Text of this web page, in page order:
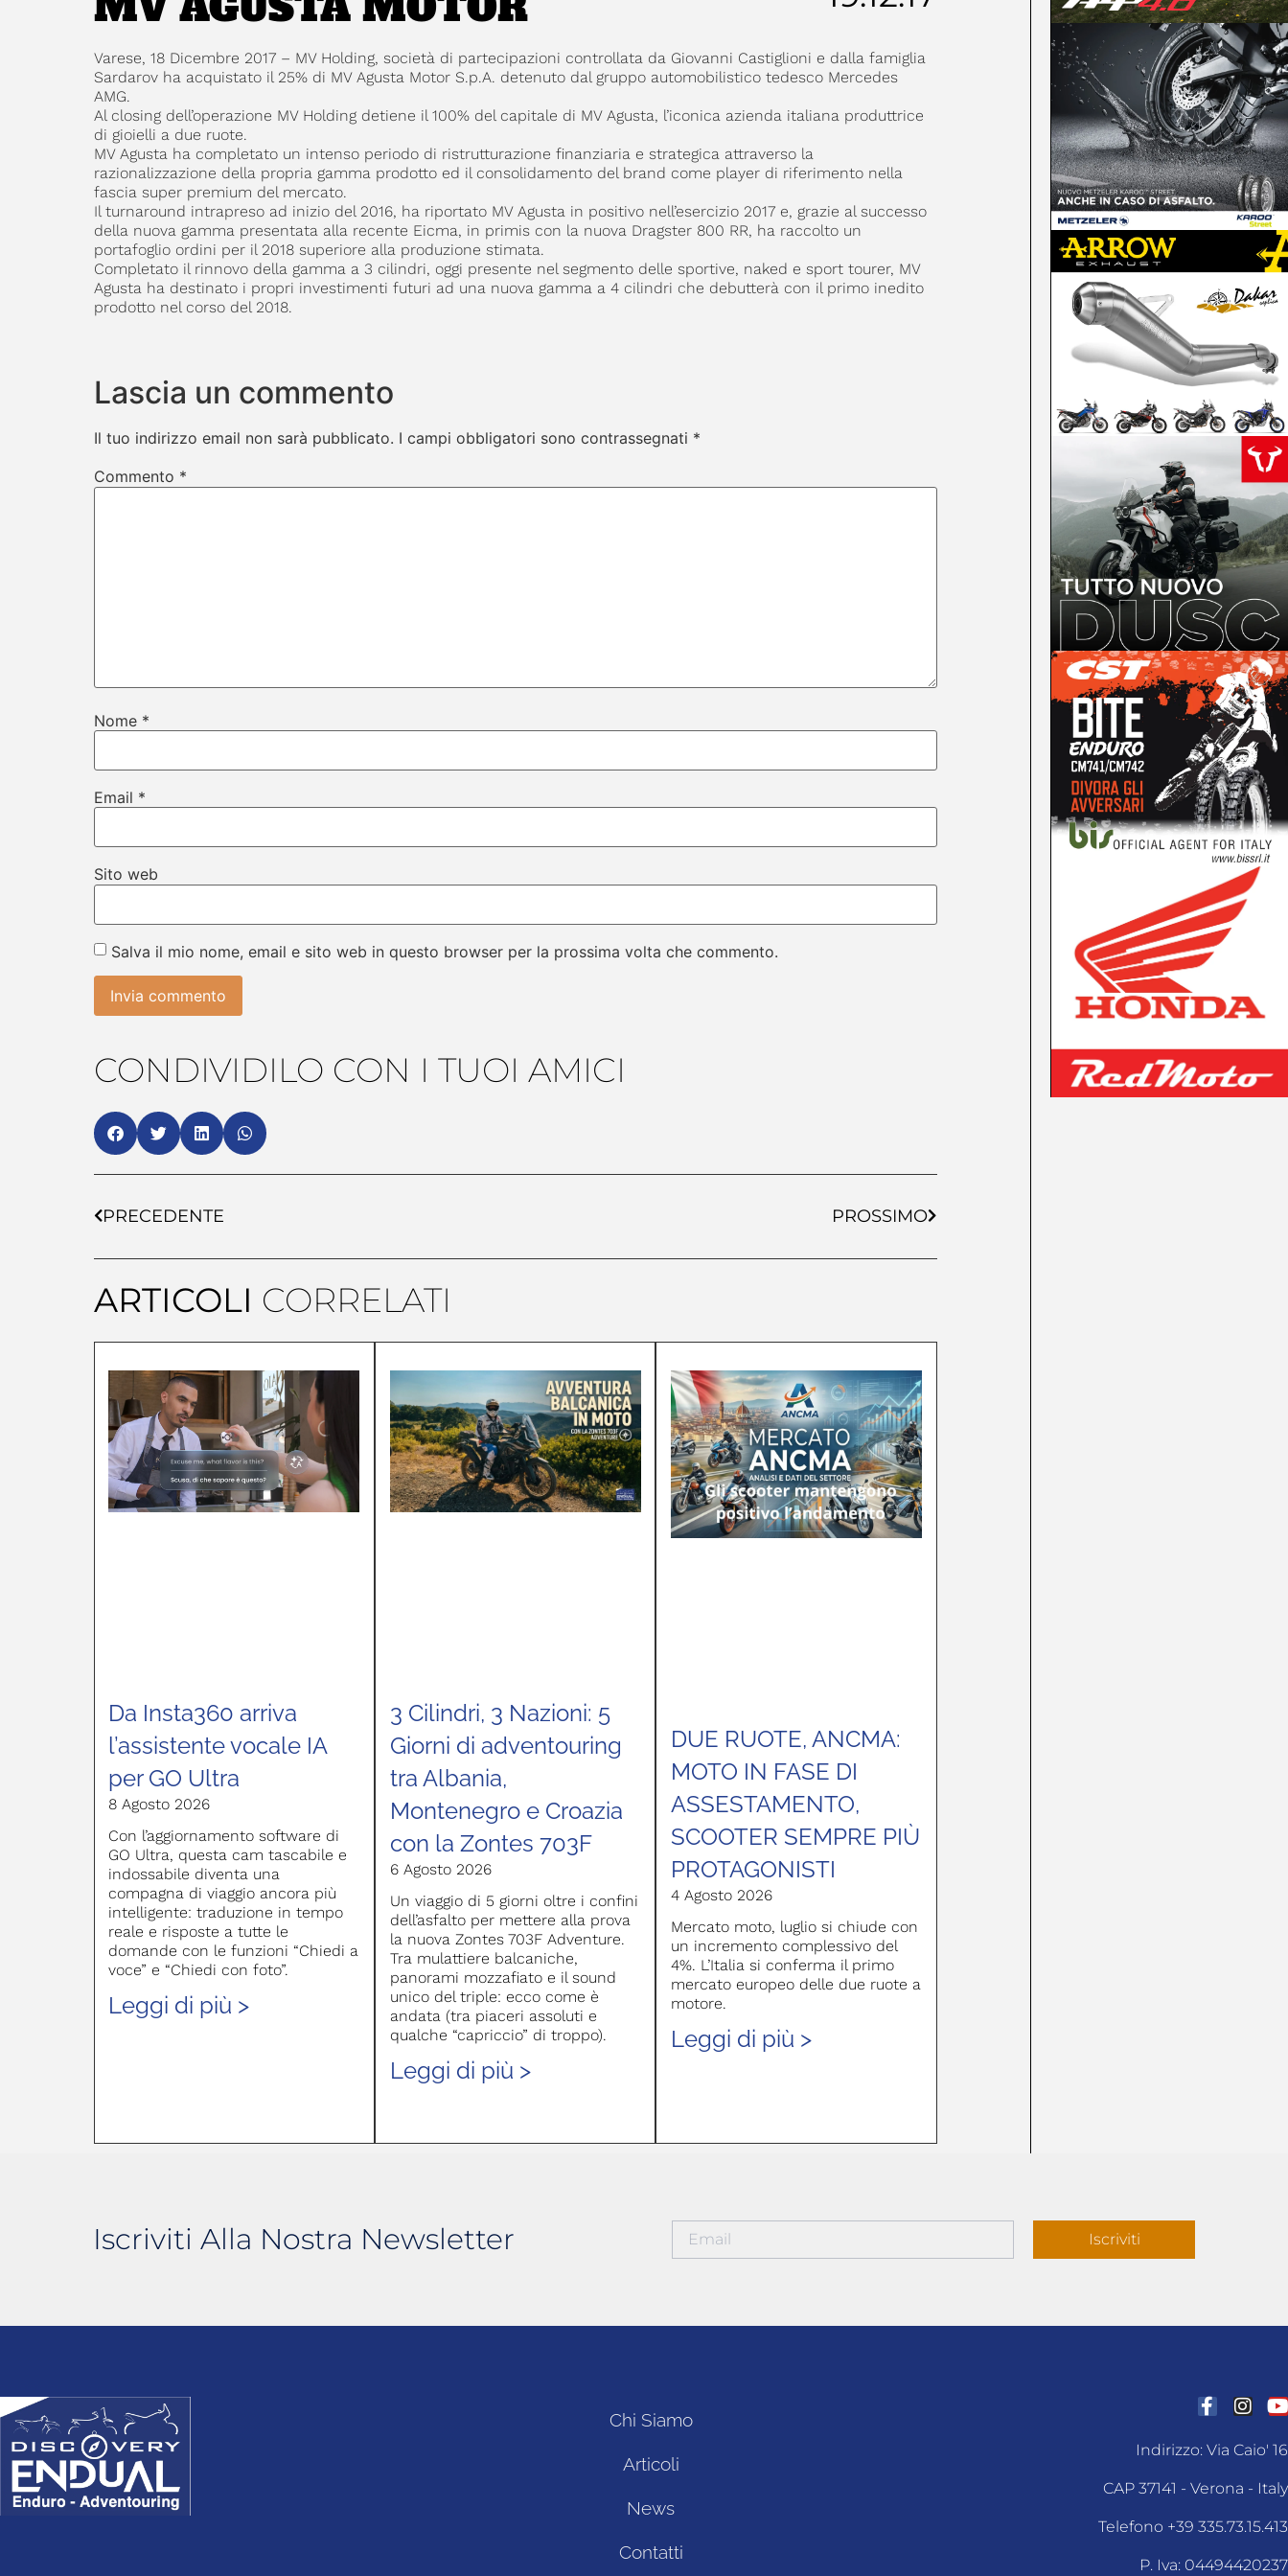
Varese, 18 Dicembre 2017 – MV Holding, società di partecipazioni controllata da Giovanni Castiglioni e dalla famiglia
Sardarov ha acquistato il 25% di MV Agusta Motor S.p.A. detenuto dal gruppo automobilistico tedesco Mercedes
AMG.
Al closing dell’operazione MV Holding detiene il 100% del capitale di MV Agusta, l’iconica azienda italiana produttrice
di gioielli a due ruote.
MV Agusta ha completato un intenso periodo di ristrutturazione finanziaria e strategica attraverso la
razionalizzazione della propria gamma prodotto ed il consolidamento del brand come player di riferimento nella
fascia super premium del mercato.
Il turnaround intrapreso ad inizio del 2016, ha riportato MV Agusta in positivo nell’esercizio 2017 e, grazie al successo
della nuova gamma presentata alla recente Eicma, in primis con la nuova Dragster 800 RR, ha raccolto un
portafoglio ordini per il 2018 superiore alla produzione stimata.
Completato il rinnovo della gamma a 3 cilindri, oggi presente nel segmento delle sportive, naked e sport tourer, MV
Agusta ha destinato i propri investimenti futuri ad una nuova gamma a 4 cilindri che debutterà con il primo inedito
prodotto nel corso del 2018.
Lascia un commento
Il tuo indirizzo email non sarà pubblicato. I campi obbligatori sono contrassegnati *
Commento *
Nome *
Email *
Sito web
Salva il mio nome, email e sito web in questo browser per la prossima volta che commento.
CONDIVIDILO CON I TUOI AMICI
PRECEDENTE PROSSIMO
ARTICOLI CORRELATI
Da Insta360 arriva
l’assistente vocale IA
per GO Ultra
8 Agosto 2026
Con l’aggiornamento software di
GO Ultra, questa cam tascabile e
indossabile diventa una
compagna di viaggio ancora più
intelligente: traduzione in tempo
reale e risposte a tutte le
domande con le funzioni “Chiedi a
voce” e “Chiedi con foto”.
Leggi di più >
3 Cilindri, 3 Nazioni: 5
Giorni di adventouring
tra Albania,
Montenegro e Croazia
con la Zontes 703F
6 Agosto 2026
Un viaggio di 5 giorni oltre i confini
dell’asfalto per mettere alla prova
la nuova Zontes 703F Adventure.
Tra mulattiere balcaniche,
panorami mozzafiato e il sound
unico del triple: ecco come è
andata (tra piaceri assoluti e
qualche “capriccio” di troppo).
Leggi di più >
DUE RUOTE, ANCMA:
MOTO IN FASE DI
ASSESTAMENTO,
SCOOTER SEMPRE PIÙ
PROTAGONISTI
4 Agosto 2026
Mercato moto, luglio si chiude con
un incremento complessivo del
4%. L’Italia si conferma il primo
mercato europeo delle due ruote a
motore.
Leggi di più >
Iscriviti Alla Nostra Newsletter Iscriviti
Chi Siamo
Articoli
News
Contatti
Indirizzo: Via Caio' 16
CAP 37141 - Verona - Italy
Telefono +39 335.73.15.413
P. Iva: 04494420237